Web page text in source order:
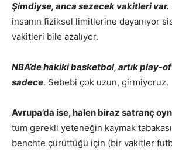
Şimdiyse, anca sezecek vakitleri var.
insanın fiziksel limitlerine dayanıyor
vakitleri bile azalıyor.
NBA’de hakiki basketbol, artık play-
sadece. Sebebi çok uzun, girmiyoruz.
Avrupa’da ise, halen biraz satranç
tüm gerekli yeteneğin kaymak
benchte çürüttüğü için (bir vakitler